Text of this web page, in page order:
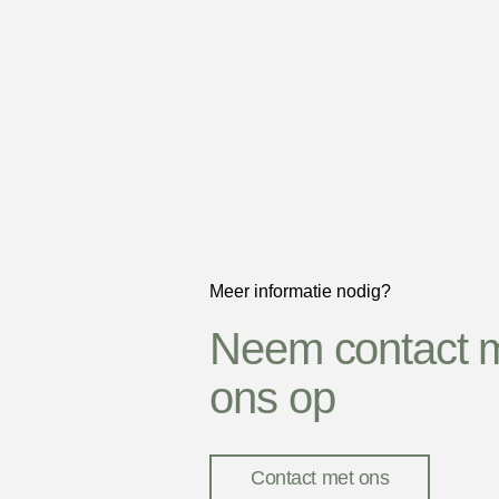
Meer informatie nodig?
Neem contact
ons op
Contact met ons